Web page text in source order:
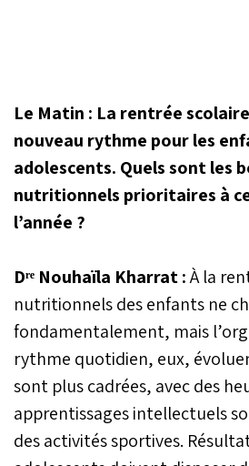
Le Matin : La rentrée
nouveau rythme pour les
adolescents. Quels sont les
nutritionnels prioritaires à
l’année ?
Dʳᵉ Nouhaïla Kharrat :À la
nutritionnels des enfants ne
fondamentalement, mais
rythme quotidien, eux,
sont plus cadrées, avec des
apprentissages intellectuels
des activités sportives.